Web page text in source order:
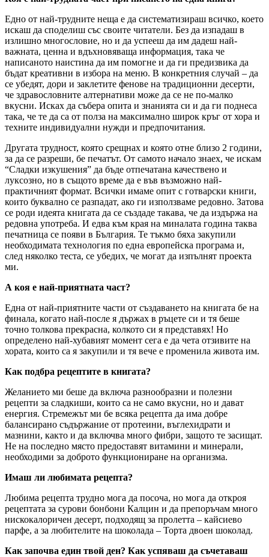
Едно от най-трудните неща е да систематизираш всичко, което
искаш да споделиш със своите читатели. Без да изпадаш в
излишно многословие, но и да успееш да им дадеш най-
важната, ценна и вдъхновяваща информация, така че
написаното наистина да им помогне и да ги предизвика да
бъдат креативни в избора на меню. В конкретния случай – да
се убедят, дори и заклетите фенове на традиционни десерти,
че здравословните алтернативи може да се не по-малко
вкусни. Исках да събера опита и знанията си и да ги поднеса
така, че те да са от полза на максимално широк кръг от хора и
техните индивидуални нужди и предпочитания.
Другата трудност, която срещнах и която отне близо 2 години,
за да се разреши, бе печатът. От самото начало знаех, че искам
“Сладки изкушения” да бъде отпечатана качествено и
луксозно, но в същото време да е във възможно най-
практичният формат. Всички имаме опит с готварски книги,
които буквално се разпадат, ако ги използваме редовно. Затова
се роди идеята книгата да се създаде такава, че да издържа на
редовна употреба. И едва към края на миналата година таква
печатница се появи в България. Те тъкмо бяха закупили
необходимата технология по една европейска програма и,
след няколко теста, се убедих, че могат да изпълнят проекта
ми.
А коя е най-приятната част?
Една от най-приятните части от създаването на книгата бе на
финала, когато най-после я държах в ръцете си и тя беше
точно толкова прекрасна, колкото си я представях! Но
определено най-хубавият момент сега е да чета отзивите на
хората, които са я закупили и тя вече е променила живота им.
Как подбра рецептите в книгата?
Желанието ми беше да включа разнообразни и полезни
рецепти за сладкиши, които са не само вкусни, но и дават
енергия. Стремежът ми бе всяка рецепта да има добре
балансирано съдържание от протеини, въглехидрати и
мазнини, както и да включва много фибри, защото те засищат.
Не на последно място предоставят витамини и минерали,
необходими за доброто функциониране на организма.
Имаш ли любимата рецепта?
Любима рецепта трудно мога да посоча, но мога да откроя
рецептата за сурови бонбони Калцин и да препоръчам много
нискокалоричен десерт, подходящ за пролетта – кайсиево
парфе, а за любителите на шоколада – Торта двоен шоколад.
Как започва един твой ден? Как успяваш да съчетаваш